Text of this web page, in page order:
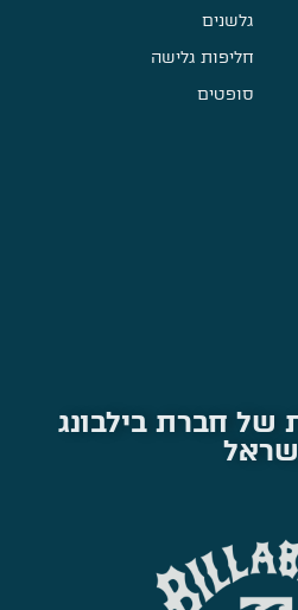
גלשנים
חליפות גלישה
סופטים
חברת בילבונג